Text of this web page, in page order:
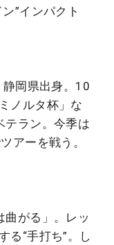
”インパクト
岡県出身。10
ノルタ杯」な
テラン。今季は
アーを戦う。
曲がる」。レッ
る“手打ち”。し